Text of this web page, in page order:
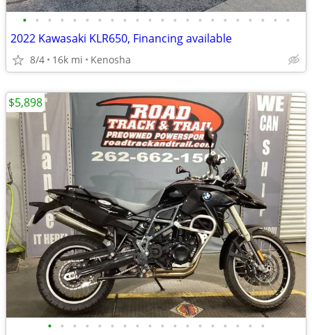
• • • • • • • • • • • • • • • • • • • • • •
2022 Kawasaki KLR650, Financing available
8/4 16k mi Kenosha
• • • • • • • • • • • • • • • • • •
$5,898